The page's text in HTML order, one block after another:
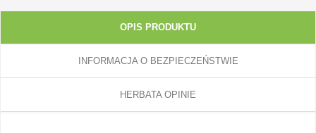
OPIS PRODUKTU
INFORMACJA O BEZPIECZEŃSTWIE
HERBATA OPINIE